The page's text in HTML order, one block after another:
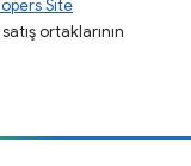
Site
ortaklarının